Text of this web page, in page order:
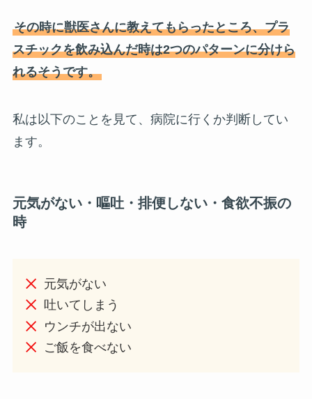
その時に獣医さんに教えてもらったところ、プラ
スチックを飲み込んだ時は2つのパターンに分けら
れるそうです。
私は以下のことを見て、病院に行くか判断してい
ます。
元気がない・嘔吐・排便しない・食欲不振の
時
元気がない
吐いてしまう
ウンチが出ない
ご飯を食べない